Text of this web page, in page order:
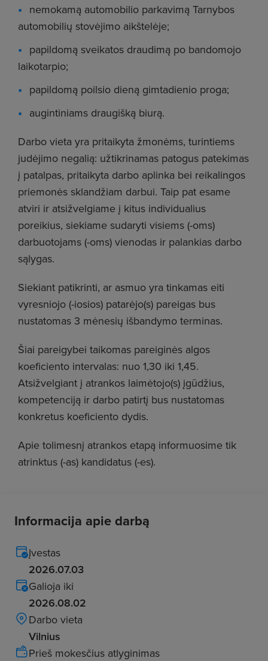
nemokamą automobilio parkavimą Tarnybos
automobilių stovėjimo aikštelėje;
papildomą sveikatos draudimą po bandomojo
laikotarpio;
papildomą poilsio dieną gimtadienio proga;
augintiniams draugišką biurą.
Darbo vieta yra pritaikyta žmonėms, turintiems
judėjimo negalią: užtikrinamas patogus patekimas
į patalpas, pritaikyta darbo aplinka bei reikalingos
priemonės sklandžiam darbui. Taip pat esame
atviri ir atsižvelgiame į kitus individualius
poreikius, siekiame sudaryti visiems (-oms)
darbuotojams (-oms) vienodas ir palankias darbo
sąlygas.
Siekiant patikrinti, ar asmuo yra tinkamas eiti
vyresniojo (-iosios) patarėjo(s) pareigas bus
nustatomas 3 mėnesių išbandymo terminas.
Šiai pareigybei taikomas pareiginės algos
koeficiento intervalas: nuo 1,30 iki 1,45.
Atsižvelgiant į atrankos laimėtojo(s) įgūdžius,
kompetenciją ir darbo patirtį bus nustatomas
konkretus koeficiento dydis.
Apie tolimesnį atrankos etapą informuosime tik
atrinktus (-as) kandidatus (-es).
Informacija apie darbą
Įvestas
2026.07.03
Galioja iki
2026.08.02
Darbo vieta
Vilnius
Prieš mokesčius atlyginimas